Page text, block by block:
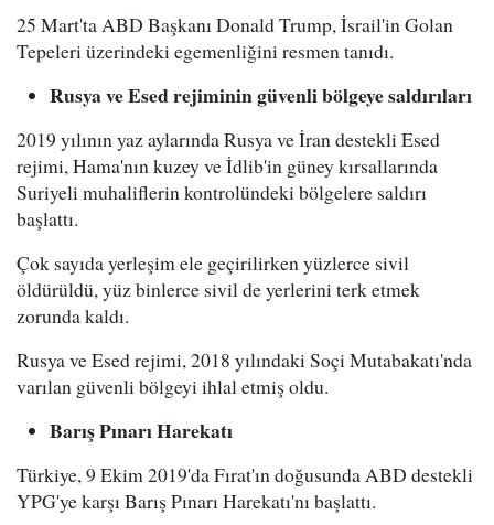
25 Mart'ta ABD Başkanı Donald Trump, İsrail'in Golan
Tepeleri üzerindeki egemenliğini resmen tanıdı.
Rusya ve Esed rejiminin güvenli bölgeye saldırıları
2019 yılının yaz aylarında Rusya ve İran destekli Esed
rejimi, Hama'nın kuzey ve İdlib'in güney kırsallarında
Suriyeli muhaliflerin kontrolündeki bölgelere saldırı
başlattı.
Çok sayıda yerleşim ele geçirilirken yüzlerce sivil
öldürüldü, yüz binlerce sivil de yerlerini terk etmek
zorunda kaldı.
Rusya ve Esed rejimi, 2018 yılındaki Soçi Mutabakatı'nda
varılan güvenli bölgeyi ihlal etmiş oldu.
Barış Pınarı Harekatı
Türkiye, 9 Ekim 2019'da Fırat'ın doğusunda ABD destekli
YPG'ye karşı Barış Pınarı Harekatı'nı başlattı.